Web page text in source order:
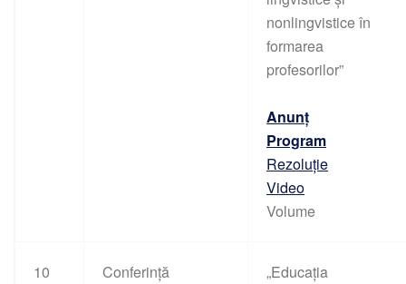
nonlingvistice în
formarea
profesorilor”
Anunț
Program
Rezoluție
Video
Volume
10
Conferință
„Educația